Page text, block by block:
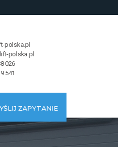
polska.pl
polska.pl
026
541
ZAPYTANIE